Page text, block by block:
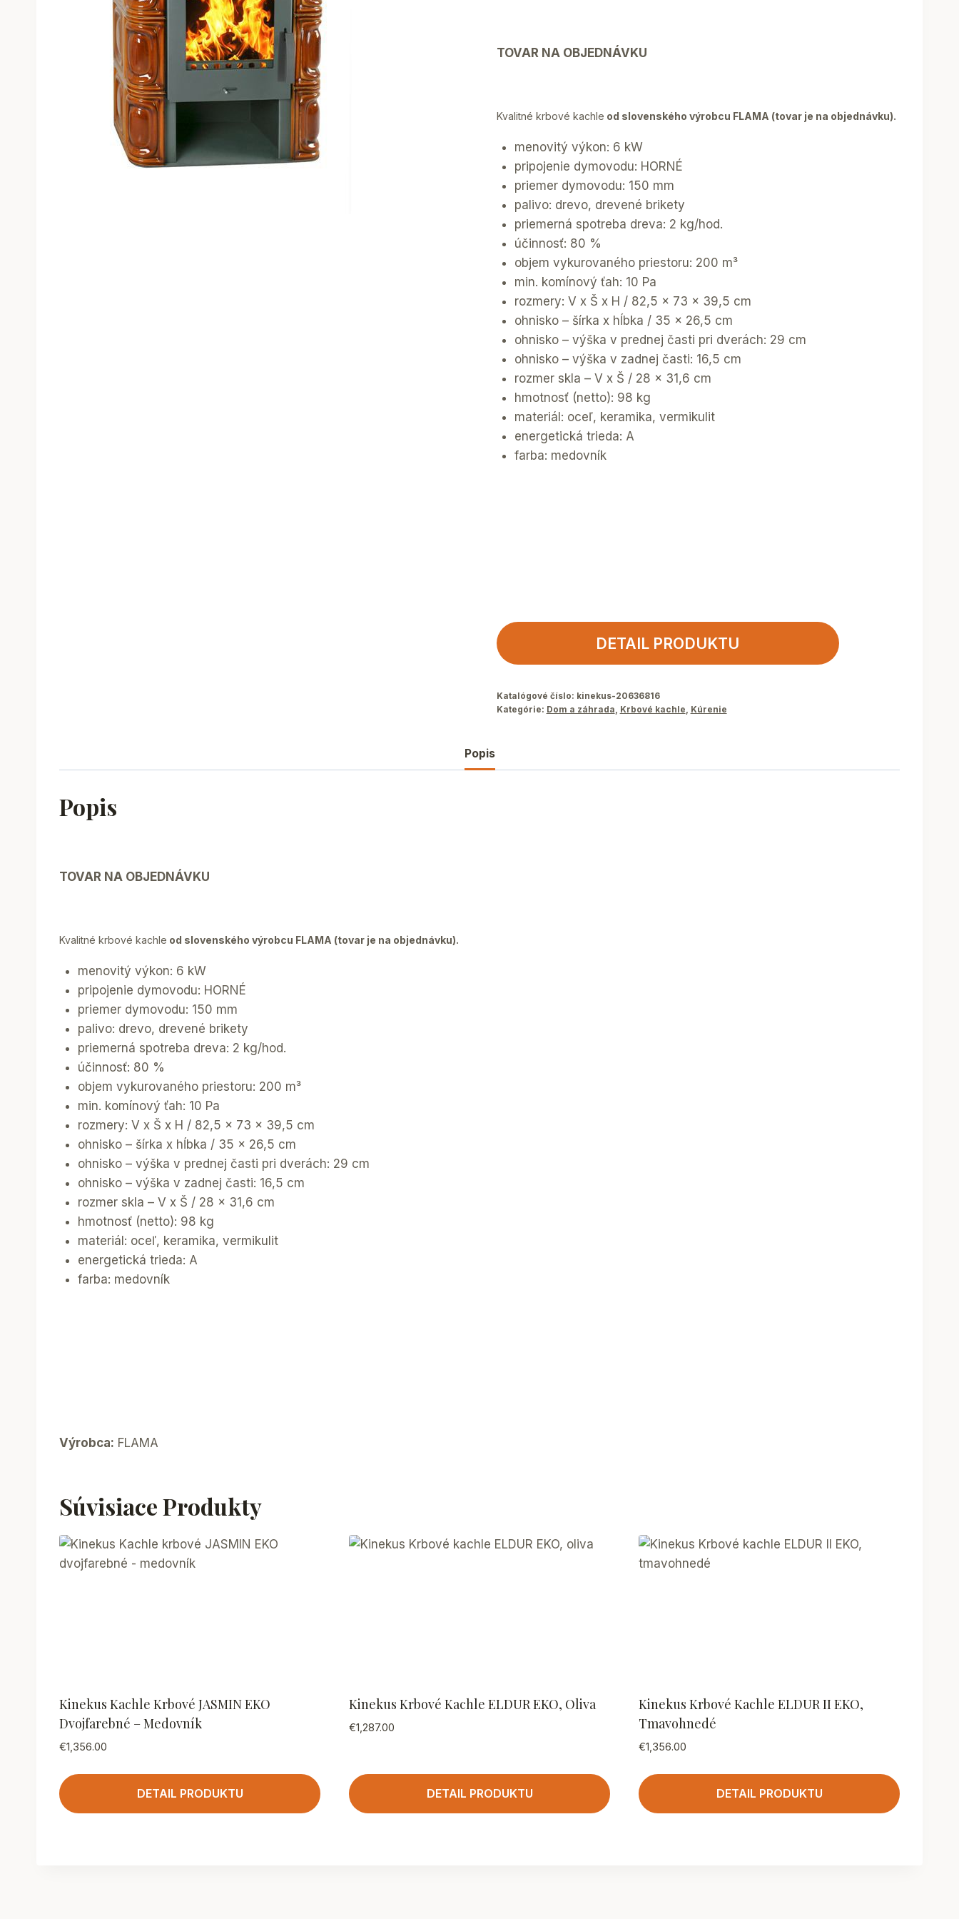
TOVAR NA OBJEDNÁVKU
Kvalitné krbové kachle od slovenského výrobcu FLAMA (tovar je na objednávku).
menovitý výkon: 6 kW
pripojenie dymovodu: HORNÉ
priemer dymovodu: 150 mm
palivo: drevo, drevené brikety
priemerná spotreba dreva: 2 kg/hod.
účinnosť: 80 %
objem vykurovaného priestoru: 200 m³
min. komínový ťah: 10 Pa
rozmery: V x Š x H / 82,5 x 73 x 39,5 cm
ohnisko – šírka x hĺbka / 35 x 26,5 cm
ohnisko – výška v prednej časti pri dverách: 29 cm
ohnisko – výška v zadnej časti: 16,5 cm
rozmer skla – V x Š / 28 x 31,6 cm
hmotnosť (netto): 98 kg
materiál: oceľ, keramika, vermikulit
energetická trieda: A
farba: medovník
DETAIL PRODUKTU
Katalógové číslo: kinekus-20636816
Kategórie: Dom a záhrada Krbové kachle Kúrenie
Popis
Popis
TOVAR NA OBJEDNÁVKU
Kvalitné krbové kachle od slovenského výrobcu FLAMA (tovar je na objednávku).
menovitý výkon: 6 kW
pripojenie dymovodu: HORNÉ
priemer dymovodu: 150 mm
palivo: drevo, drevené brikety
priemerná spotreba dreva: 2 kg/hod.
účinnosť: 80 %
objem vykurovaného priestoru: 200 m³
min. komínový ťah: 10 Pa
rozmery: V x Š x H / 82,5 x 73 x 39,5 cm
ohnisko – šírka x hĺbka / 35 x 26,5 cm
ohnisko – výška v prednej časti pri dverách: 29 cm
ohnisko – výška v zadnej časti: 16,5 cm
rozmer skla – V x Š / 28 x 31,6 cm
hmotnosť (netto): 98 kg
materiál: oceľ, keramika, vermikulit
energetická trieda: A
farba: medovník
Výrobca: FLAMA
Súvisiace Produkty
Kinekus Kachle Krbové JASMIN EKO
Dvojfarebné – Medovník
€1,356.00
DETAIL PRODUKTU
Kinekus Krbové Kachle ELDUR EKO, Oliva
€1,287.00
DETAIL PRODUKTU
Kinekus Krbové Kachle ELDUR II EKO,
Tmavohnedé
€1,356.00
DETAIL PRODUKTU